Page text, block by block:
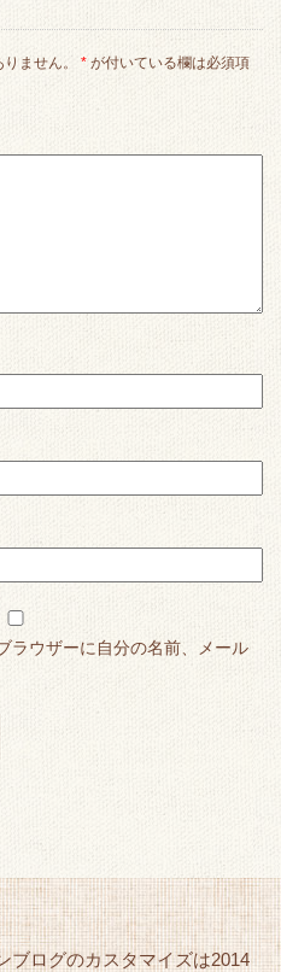
ません。 * が付いている欄は必須項
ラウザーに自分の名前、メール
ブログのカスタマイズは2014